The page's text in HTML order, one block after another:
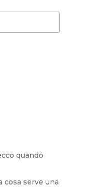
quando
cosa serve una